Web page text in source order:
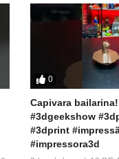
Em "Dicas"
0
Capivara bailarina!
#3dgeekshow
#3dprint
#impressora3d